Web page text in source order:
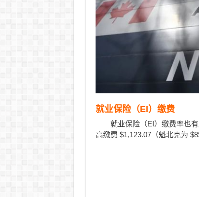
就业保险（EI）缴费
就业保险（EI）缴费率也
高缴费 $1,123.07（魁北克为